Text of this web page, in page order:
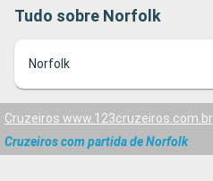
Tudo sobre Norfolk
Norfolk
Cruzeiros www.123cruzeiros.com.br
Cruzeiros com partida de Norfolk